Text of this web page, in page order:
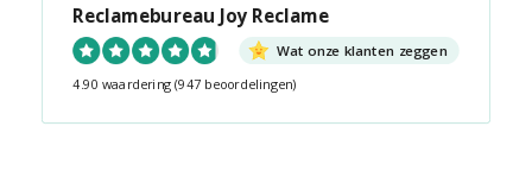
Reclamebureau Joy Reclame
Wat onze klanten zeggen
4.90 waardering (947 beoordelingen)